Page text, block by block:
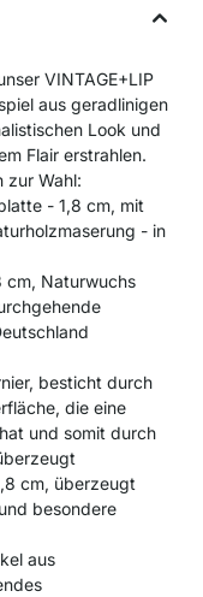
VINTAGE+LIP
aus geradlinigen
Look und
Flair erstrahlen.
zur Wahl:
- 1,8 cm, mit
- in
cm, Naturwuchs
besticht durch
die eine
und somit durch
cm, überzeugt
besondere
aus